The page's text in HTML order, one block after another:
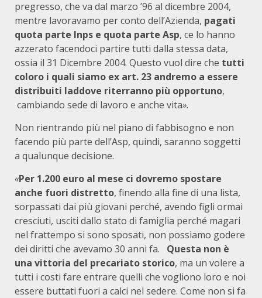
pregresso, che va dal marzo ’96 al dicembre 2004,
mentre lavoravamo per conto dell’Azienda, pagati
quota parte Inps e quota parte Asp, ce lo hanno
azzerato facendoci partire tutti dalla stessa data,
ossia il 31 Dicembre 2004. Questo vuol dire che tutti
coloro i quali siamo ex art. 23 andremo a essere
distribuiti laddove riterranno più opportuno,
cambiando sede di lavoro e anche vita».
Non rientrando più nel piano di fabbisogno e non
facendo più parte dell’Asp, quindi, saranno soggetti
a qualunque decisione.
«Per 1.200 euro al mese ci dovremo spostare
anche fuori distretto, finendo alla fine di una lista,
sorpassati dai più giovani perché, avendo figli ormai
cresciuti, usciti dallo stato di famiglia perché magari
nel frattempo si sono sposati, non possiamo godere
dei diritti che avevamo 30 anni fa. Questa non è
una vittoria del precariato storico, ma un volere a
tutti i costi fare entrare quelli che vogliono loro e noi
essere buttati fuori a calci nel sedere. Come non si fa